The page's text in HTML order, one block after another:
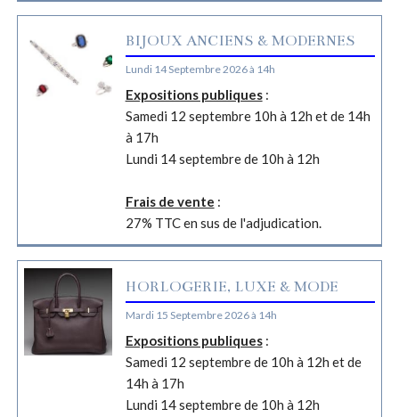
BIJOUX ANCIENS & MODERNES
Lundi 14 Septembre 2026 à 14h
Expositions publiques:
Samedi 12 septembre 10h à 12h et de 14h
à 17h
Lundi 14 septembre de 10h à 12h
Frais de vente :
27% TTC en sus de l'adjudication.
HORLOGERIE, LUXE & MODE
Mardi 15 Septembre 2026 à 14h
Expositions publiques:
Samedi 12 septembre de 10h à 12h et de
14h à 17h
Lundi 14 septembre de 10h à 12h